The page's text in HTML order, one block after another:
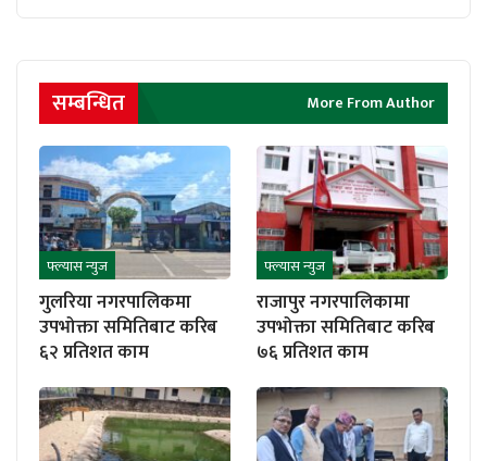
सम्बन्धित More From Author
फ्ल्यास न्युज
गुलरिया नगरपालिकमा
उपभोक्ता समितिबाट करिब
६२ प्रतिशत काम
फ्ल्यास न्युज
राजापुर नगरपालिकामा
उपभोक्ता समितिबाट करिब
७६ प्रतिशत काम